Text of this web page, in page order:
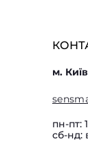
м.
пн-пт:
сб-нд: